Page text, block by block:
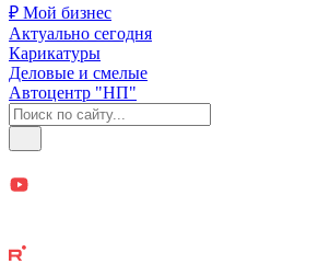
₽ Мой бизнес
Актуально сегодня
Карикатуры
Деловые и смелые
Автоцентр "НП"